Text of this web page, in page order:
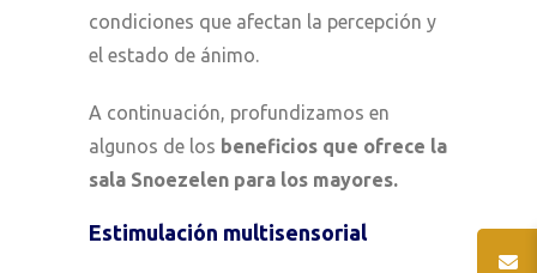
condiciones que afectan la percepción y
el estado de ánimo.
A continuación, profundizamos en
algunos de los beneficios que ofrece la
sala Snoezelen para los mayores.
Estimulación multisensorial